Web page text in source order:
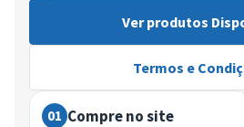
Ver produtos
Termos e
01 Compre no site